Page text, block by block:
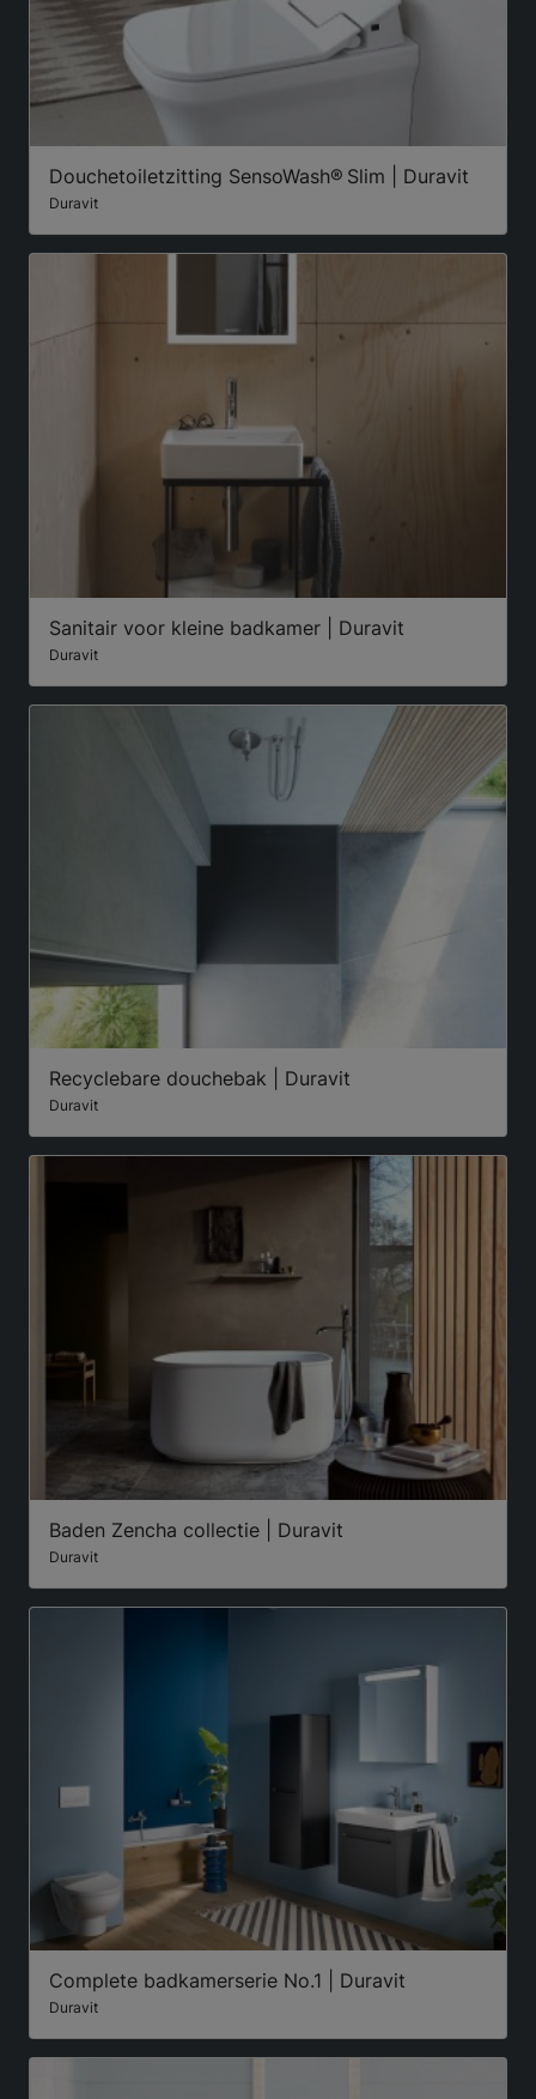
Douchetoiletzitting SensoWash® Slim | Duravit
Duravit
Sanitair voor kleine badkamer | Duravit
Duravit
Recyclebare douchebak | Duravit
Duravit
Baden Zencha collectie | Duravit
Duravit
Complete badkamerserie No.1 | Duravit
Duravit